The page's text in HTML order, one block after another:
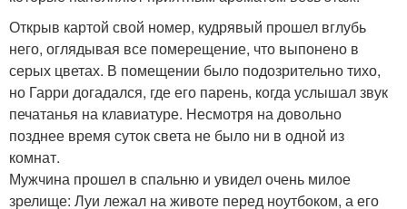
Открыв картой свой номер, кудрявый прошел вглубь
него, оглядывая все померещение, что выпонено в
серых цветах. В помещении было подозрительно тихо,
но Гарри догадался, где его парень, когда услышал звук
печатанья на клавиатуре. Несмотря на довольно
позднее время суток света не было ни в одной из
комнат.
Мужчина прошел в спальню и увидел очень милое
зрелище: Луи лежал на животе перед ноутбоком, а его